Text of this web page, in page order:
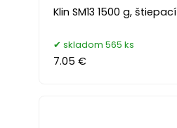
Klin SM13 1500 g, štiepací
skladom 565 ks
7.05 €